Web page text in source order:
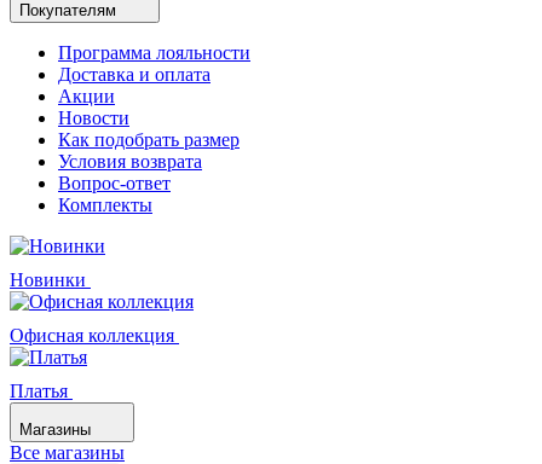
Покупателям
Программа лояльности
Доставка и оплата
Акции
Новости
Как подобрать размер
Условия возврата
Вопрос-ответ
Комплекты
Новинки
Офисная коллекция
Платья
Магазины
Все магазины